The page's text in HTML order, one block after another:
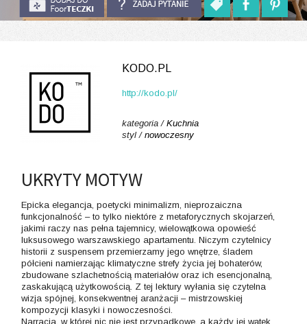
KODO.PL
http://kodo.pl/
kategoria / Kuchnia
styl / nowoczesny
UKRYTY MOTYW
Epicka elegancja, poetycki minimalizm, nieprozaiczna
funkcjonalność – to tylko niektóre z metaforycznych skojarzeń,
jakimi raczy nas pełna tajemnicy, wielowątkowa opowieść
luksusowego warszawskiego apartamentu. Niczym czytelnicy
historii z suspensem przemierzamy jego wnętrze, śladem
półcieni namierzając klimatyczne strefy życia jej bohaterów,
zbudowane szlachetnością materiałów oraz ich esencjonalną,
zaskakującą użytkowością. Z tej lektury wyłania się czytelna
wizja spójnej, konsekwentnej aranżacji – mistrzowskiej
kompozycji klasyki i nowoczesności.
Narracja, w której nic nie jest przypadkowe, a każdy jej wątek